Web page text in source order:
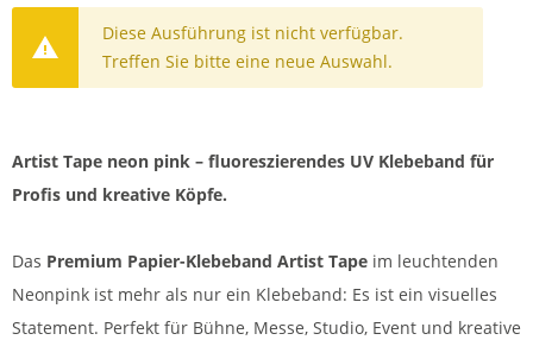
Diese Ausführung ist nicht verfügbar.
Treffen Sie bitte eine neue Auswahl.
Artist Tape neon pink – fluoreszierendes UV Klebeband für
Profis und kreative Köpfe.
Das Premium Papier-Klebeband Artist Tape im leuchtenden
Neonpink ist mehr als nur ein Klebeband: Es ist ein visuelles
Statement. Perfekt für Bühne, Messe, Studio, Event und kreative